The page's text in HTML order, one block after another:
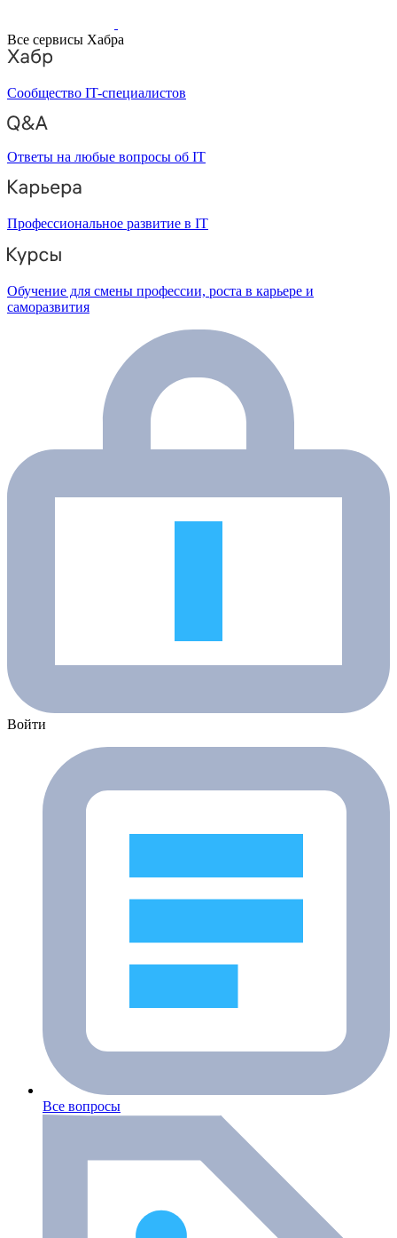
Все сервисы Хабра
Сообщество IT-специалистов
Ответы на любые вопросы об IT
Профессиональное развитие в IT
Обучение для смены профессии, роста в карьере и
саморазвития
Войти
Все вопросы